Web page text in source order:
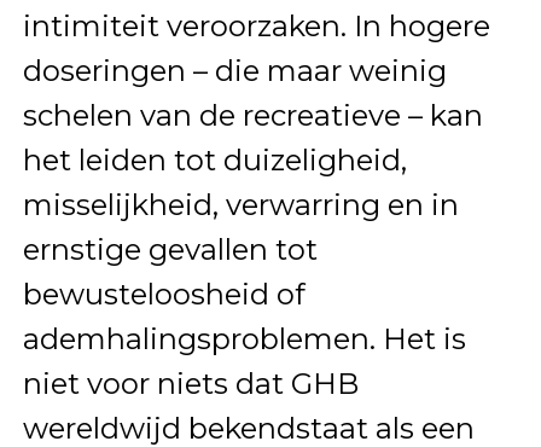
intimiteit veroorzaken. In hogere
doseringen – die maar weinig
schelen van de recreatieve – kan
het leiden tot duizeligheid,
misselijkheid, verwarring en in
ernstige gevallen tot
bewusteloosheid of
ademhalingsproblemen. Het is
niet voor niets dat GHB
wereldwijd bekendstaat als een